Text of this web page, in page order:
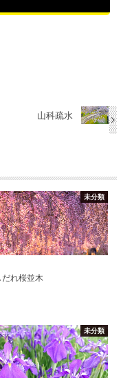
山科疏水
未分類
だれ桜並木
未分類